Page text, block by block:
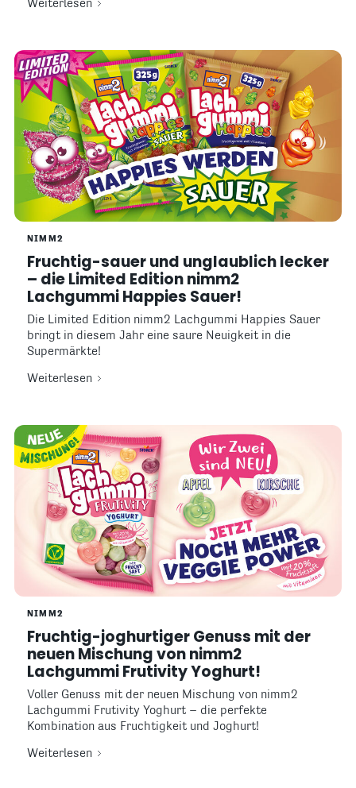
Weiterlesen
NIMM2
Fruchtig-sauer und unglaublich lecker
– die Limited Edition nimm2
Lachgummi Happies Sauer!
Die Limited Edition nimm2 Lachgummi Happies Sauer
bringt in diesem Jahr eine saure Neuigkeit in die
Supermärkte!
Weiterlesen
NIMM2
Fruchtig-joghurtiger Genuss mit der
neuen Mischung von nimm2
Lachgummi Frutivity Yoghurt!
Voller Genuss mit der neuen Mischung von nimm2
Lachgummi Frutivity Yoghurt – die perfekte
Kombination aus Fruchtigkeit und Joghurt!
Weiterlesen